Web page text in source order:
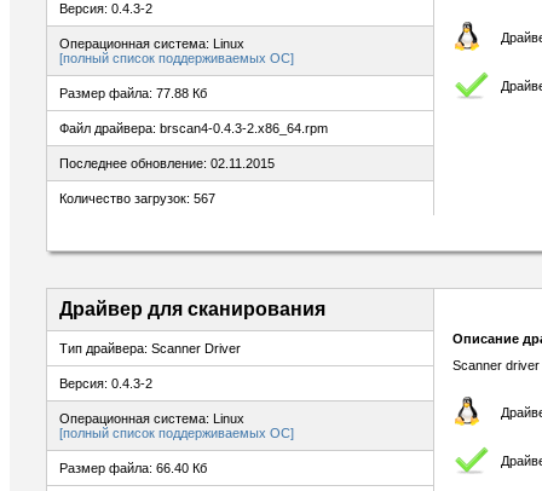
Версия: 0.4.3-2
Операционная система: Linux
[полный список поддерживаемых ОС]
Размер файла: 77.88 Кб
Файл драйвера: brscan4-0.4.3-2.x86_64.rpm
Последнее обновление: 02.11.2015
Количество загрузок: 567
Драйвер для сканирования
Тип драйвера: Scanner Driver
Версия: 0.4.3-2
Операционная система: Linux
[полный список поддерживаемых ОС]
Размер файла: 66.40 Кб
Описание
Scanner